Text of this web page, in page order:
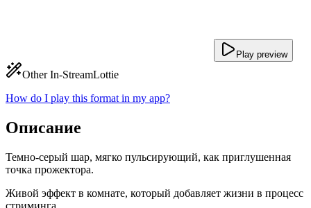
Play preview
Other In-StreamLottie
How do I play this format in my app?
Описание
Темно-серый шар, мягко пульсирующий, как приглушенная
точка прожектора.
Живой эффект в комнате, который добавляет жизни в процесс
стриминга.